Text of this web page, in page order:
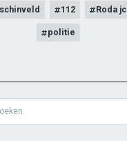
schinveld 112 Roda jc
politie